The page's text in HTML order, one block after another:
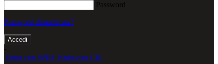
Password
Password dimenticata?
-
Entra con SPID Entra con CIE